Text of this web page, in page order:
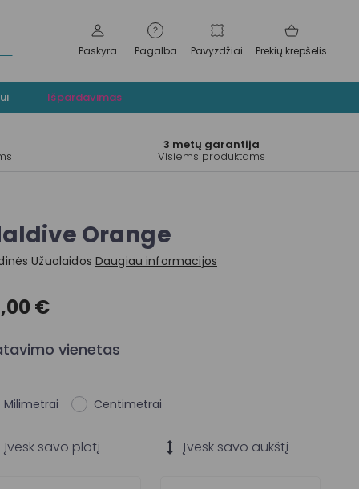
Paskyra Pagalba Pavyzdžiai Prekių krepšelis
Išpardavimas
3 metų garantija
Visiems produktams
Orange
Užuolaidos Daugiau informacijos
€
vienetas
Milimetrai Centimetrai
Įvesk savo plotį Įvesk savo aukštį